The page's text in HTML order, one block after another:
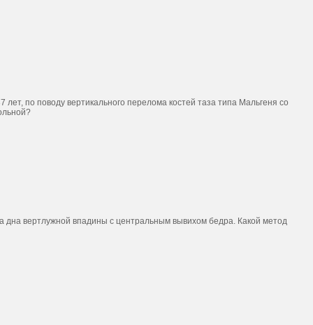
по поводу вертикального перелома костей таза типа Мальгеня со
дна вертлужной впадины с центральным вывихом бедра. Какой метод